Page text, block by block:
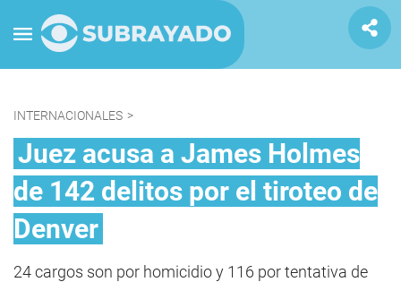
INTERNACIONALES >
Juez acusa a James Holmes
de 142 delitos por el tiroteo de
Denver
24 cargos son por homicidio y 116 por tentativa de